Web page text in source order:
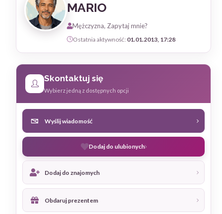
MARIO
Mężczyzna, Zapytaj mnie?
Ostatnia aktywność: 01.01.2013, 17:28
Skontaktuj się
Wybierz jedną z dostępnych opcji
Wyślij wiadomość
Dodaj do ulubionych
Dodaj do znajomych
Obdaruj prezentem